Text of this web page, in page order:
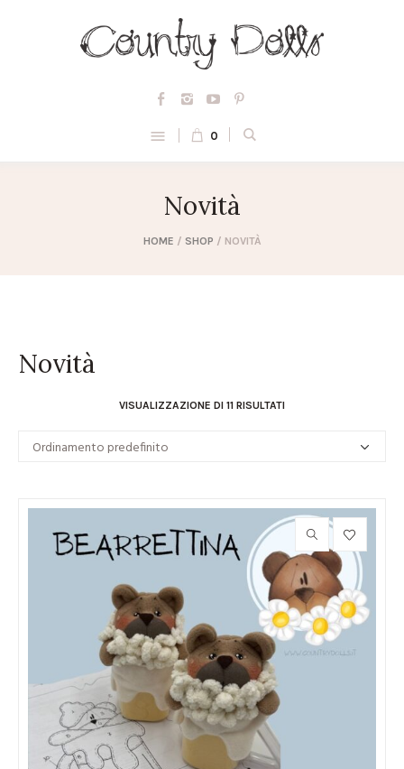
0
Novità
HOME / SHOP / NOVITÀ
Novità
VISUALIZZAZIONE DI 11 RISULTATI